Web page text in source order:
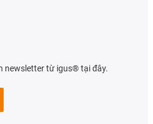
newsletter từ igus® tại đây.